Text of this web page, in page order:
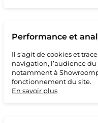
(APM)
avec suivi
avec suivi
avec suivi
avec suivi
Performance et
Il s’agit de cookies et
navigation, l’audience
notamment à
fonctionnement du site.
En savoir plus